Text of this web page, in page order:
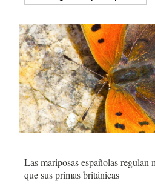
Las mariposas españolas regulan
que sus primas británicas